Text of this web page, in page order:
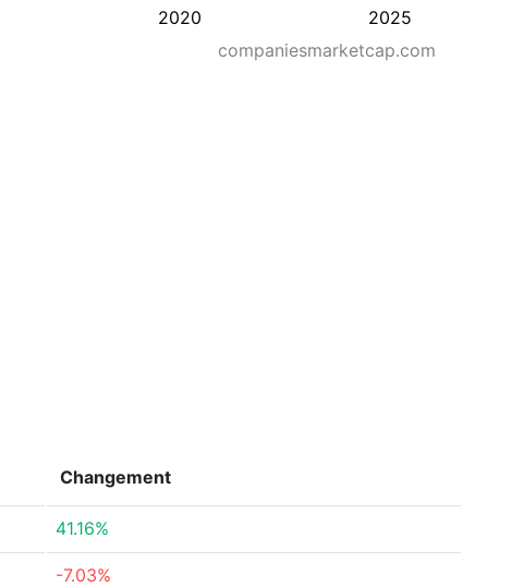
2020 2025
companiesmarketcap.com
Changement
41.16%
-7.03%